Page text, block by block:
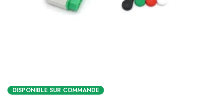
DISPONIBLE SUR COMMANDE